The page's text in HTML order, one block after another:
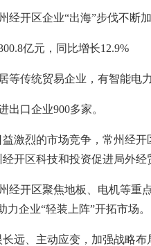
经开区企业“出海”步伐不
亿元，同比增长12.9%
等传统贸易企业，有智能电
出口企业900多家。
激烈的市场竞争，常州经
开区科技和投资促进局外
经开区聚焦地板、电机等重
企业“轻装上阵”开拓市场。
远、主动应变，加强战略